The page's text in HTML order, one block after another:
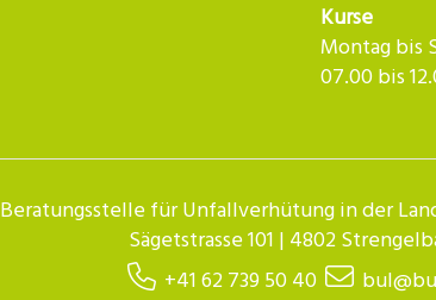
Kurse
Montag bis
07.00 bis
Beratungsstelle für Unfallverhütung in der
Sägetstrasse 101 | 4802
+41 62 739 50 40